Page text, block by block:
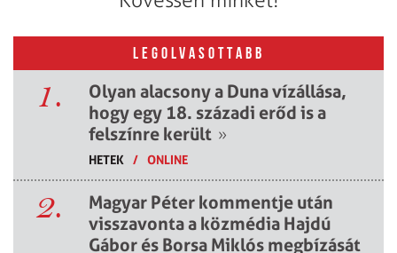
LEGOLVASOTTABB
1.
Olyan alacsony a Duna vízállása,
hogy egy 18. századi erőd is a
felszínre került »
HETEK / ONLINE
2.
Magyar Péter kommentje után
visszavonta a közmédia Hajdú
Gábor és Borsa Miklós megbízását